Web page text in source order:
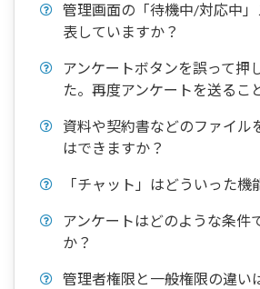
管理画面の「待機中/対応中
表していますか？
アンケートボタンを誤って押
た。再度アンケートを送るこ
資料や契約書などのファイル
はできますか？
「チャット」はどういった機
アンケートはどのような条件
か？
管理者権限と一般権限の違い